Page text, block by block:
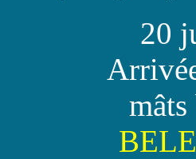
20